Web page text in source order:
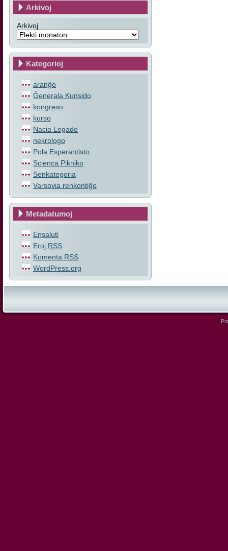
Arkivoj
Arkivoj
Kategorioj
aranĝo
Ĝenerala Kunsido
kongreso
kurso
Nacia Legado
nekrologo
Pola Esperantisto
Scienca Pikniko
Senkategoria
Varsovia renkontiĝo
Metadatumoj
Ensaluti
Eroj RSS
Komenta RSS
WordPress.org